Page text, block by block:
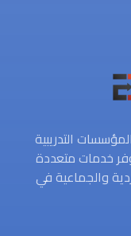
التدريبية
خدمات متعددة
والجماعية في